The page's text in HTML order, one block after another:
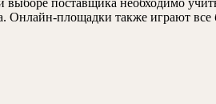
выборе поставщика необходимо
Онлайн-площадки также играют